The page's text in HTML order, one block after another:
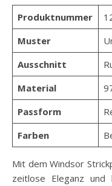
Produktnummer
Muster
Ausschnitt
Material
Passform
Farben
Mit dem Windsor
zeitlose Eleganz und